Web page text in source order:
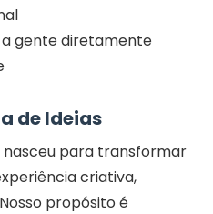
a gente diretamente
de Ideias
nasceu para transformar
criativa,
propósito é